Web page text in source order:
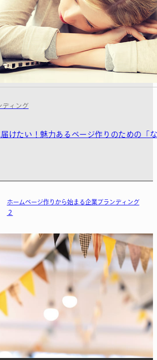
ディング
けたい！魅力あるページ作りのための「
ホームページ作りから始まる企業ブランディング
２